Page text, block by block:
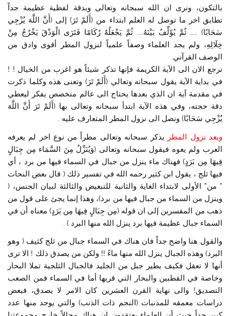
بالتكون، ونرى ان الله سبحانه وتعالى وبدقة لفظية عظيمة جداً
تطابق اخر ما توصل له العلم ابتداء من (أَلَمْ تَرَ) إلى (أَنَّ اللَّهَ يُزْجِي
سَحَابًا) …… ثُمَّ يُؤَلِّفُ بَيْنَهُ….. ثُمَّ يَجْعَلُهُ رُكَامًا فَتَرَى الْوَدْقَ يَخْرُجُ مِنْ
خِلَالِهِ، ولم يجد العلماء وصفاً علمياً لنزول المطر أقوى وادق من
الوصف القرآني.
نرجع الان الى الآية الكريمة فإنها تذكر شيئاً هو اغرب من الخيال ! !
في بداية الآية يقول سبحانه وتعالي (أَلَمْ تَرَ) وتعنى هذه وكلما ذكرت
في مقدمة آية ان الذي بعدها يحتاج الى عالم متخصص يفكر ليعطي
دقة حجته، وفي هذه الآية ابتدأ سبحانه وتعالى بها (أَلَمْ تَرَ أَنَّ اللَّهَ
يُزْجِي سَحَابًا) ونصل الى نزول المطر المتعارف عليه .
وبعد نزول المطر
يذكر سبحانه وتعالى مطراً من نوع اخر لم يعرفه
العرب ولم يعوه فيقول سبحانه وتعالى (وَيُنَزِّلُ مِنَ السَّمَاء مِن جِبَالٍ
فِيهَا مِن بَرَدٍ) فهناك ماء ينزل من جبال في السماء فيها من برد ، أي
فيها ثلج ، يقول ابن كثير رحمه الله في تفسير ذلك ( قال بعض النحات
” من” الأولى لابتداء الغاية والثانية للتبعيض والثالثة لبيان الجنس، (
وينزل من السماء من جبال فيها من برد)، وهذا إنما يجئ على قول من
ذهب من المفسرين إلى ان قوله (مِن جِبَالٍ فِيهَا مِن بَرَدٍ) معناه أن في
السماء جبال عظيمة فيها برد ينزل الله منها البرد ) .
والقول هنا واضح جداً فان هناك في السماء جبال من ثلج كثيف ( وهو
البرد) وهذه الجبال ينزل الله منها ماءً !! ولكن من يصدق ذلك ! الا ترى
أنها لا تعقل فكيف يطير جبل من الجليد فالجبال الثلجية تملا البحار
وخاصة في القطبين والبحار التي قربها أما في السماء فمن الصعب
التصديق! والى نهاية القرن العشرين كان الامر لا يصدق، فبعض
دراسات معمقه للمذنبات (النجم ذات الذنب) والتي يوجد منها عدد